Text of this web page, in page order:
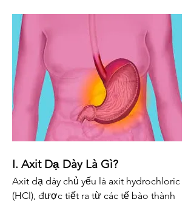
I. Axit Dạ Dày Là Gì?
Axit dạ dày chủ yếu là axit hydrochloric
(HCl), được tiết ra từ các tế bào thành